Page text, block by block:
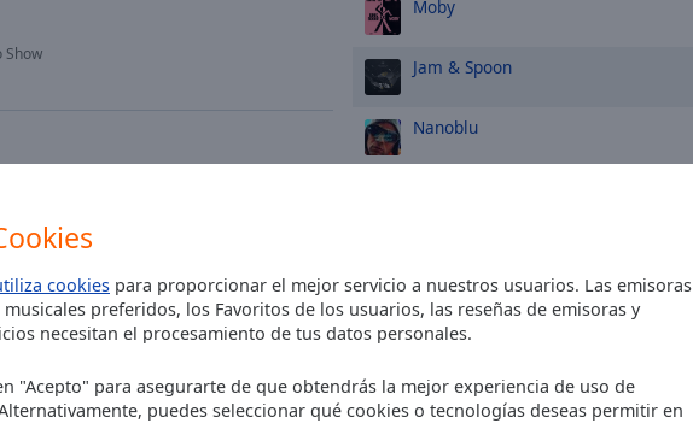
cookies para proporcionar el mejor servicio a nuestros usuarios. Las emisoras
preferidos, los Favoritos de los usuarios, las reseñas de emisoras y
necesitan el procesamiento de tus datos personales.
"Acepto" para asegurarte de que obtendrás la mejor experiencia de uso de
puedes seleccionar qué cookies o tecnologías deseas permitir en
Show
, Ibiza & Formentera, Barcelona 2026
Moby
Jam & Spoon
Nanoblu
Avant Garde